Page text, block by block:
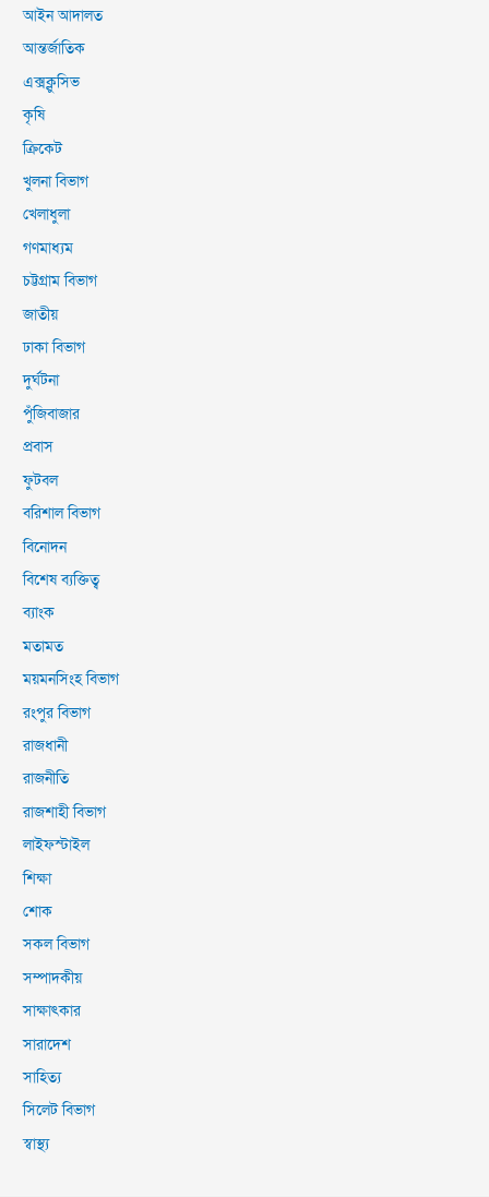
আইন আদালত
আন্তর্জাতিক
এক্সক্লুসিভ
কৃষি
ক্রিকেট
খুলনা বিভাগ
খেলাধুলা
গণমাধ্যম
চট্টগ্রাম বিভাগ
জাতীয়
ঢাকা বিভাগ
দুর্ঘটনা
পুঁজিবাজার
প্রবাস
ফুটবল
বরিশাল বিভাগ
বিনোদন
বিশেষ ব্যক্তিত্ব
ব্যাংক
মতামত
ময়মনসিংহ বিভাগ
রংপুর বিভাগ
রাজধানী
রাজনীতি
রাজশাহী বিভাগ
লাইফস্টাইল
শিক্ষা
শোক
সকল বিভাগ
সম্পাদকীয়
সাক্ষাৎকার
সারাদেশ
সাহিত্য
সিলেট বিভাগ
স্বাস্থ্য